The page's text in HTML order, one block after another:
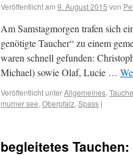
Veröffentlicht am 9. August 2015 von
Am Samstagmorgen trafen sich
genötigte Taucher“ zu einem
waren schnell gefunden:
Michael) sowie Olaf, Lucie …
Veröffentlicht unterAllgemeines,
murner see, Oberpfalz, Spass |
begleitetes Tauchen: